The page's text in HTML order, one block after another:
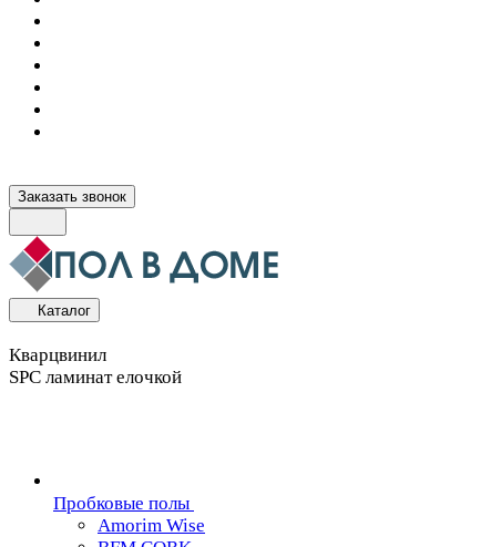
Заказать звонок
Каталог
Кварцвинил
SPC ламинат елочкой
Пробковые полы
Amorim Wise